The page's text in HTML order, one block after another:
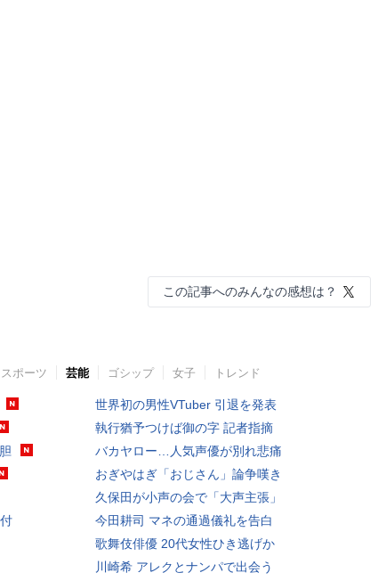
この記事へのみんなの感想は？
スポーツ 芸能 ゴシップ 女子 トレンド
世界初の男性VTuber 引退を発表
執行猶予つけば御の字 記者指摘
バカヤロー…人気声優が別れ悲痛
おぎやはぎ「おじさん」論争嘆き
久保田が小声の会で「大声主張」
今田耕司 マネの通過儀礼を告白
歌舞伎俳優 20代女性ひき逃げか
川崎希 アレクとナンパで出会う